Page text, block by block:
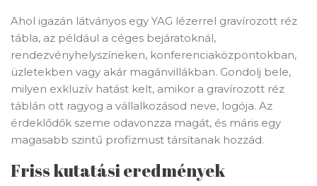
Ahol igazán látványos egy YAG lézerrel gravírozott réz
tábla, az például a céges bejáratoknál,
rendezvényhelyszíneken, konferenciaközpontokban,
üzletekben vagy akár magánvillákban. Gondolj bele,
milyen exkluzív hatást kelt, amikor a gravírozott réz
táblán ott ragyog a vállalkozásod neve, logója. Az
érdeklődők szeme odavonzza magát, és máris egy
magasabb szintű profizmust társítanak hozzád.
Friss kutatási eredmények